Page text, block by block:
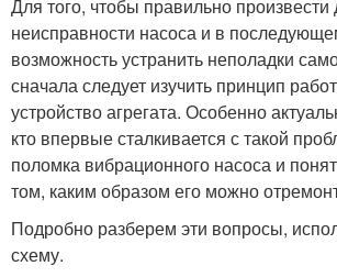
Для того, чтобы правильно произвести
неисправности насоса и в
возможность устранить неполадки
сначала следует изучить принцип
устройство агрегата. Особенно
кто впервые сталкивается с такой
поломка вибрационного насоса и
том, каким образом его можно
Подробно разберем эти вопросы,
схему.